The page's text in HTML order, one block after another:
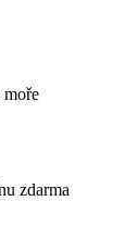
moře
zdarma